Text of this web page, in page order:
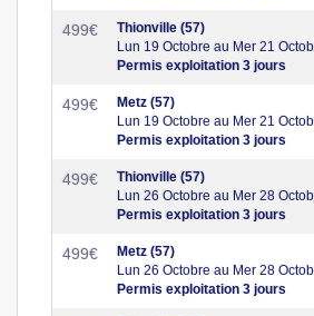
499€
Thionville (57)
Lun 19 Octobre au Mer 21
Permis exploitation 3 jours
499€
Metz (57)
Lun 19 Octobre au Mer 21
Permis exploitation 3 jours
499€
Thionville (57)
Lun 26 Octobre au Mer 28
Permis exploitation 3 jours
499€
Metz (57)
Lun 26 Octobre au Mer 28
Permis exploitation 3 jours